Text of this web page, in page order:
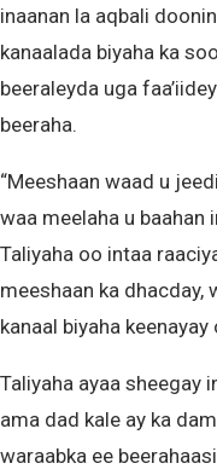
inaanan la aqbali
kanaalada biyaha ka
beeraleyda uga
beeraha.
“Meeshaan waad u
waa meelaha u baahan
Taliyaha oo intaa
meeshaan ka dhacday,
kanaal biyaha
Taliyaha ayaa sheegay
ama dad kale ay ka
waraabka ee